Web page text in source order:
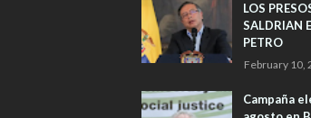
LOS
SALDRIAN
PETRO
February 10,
Campaña